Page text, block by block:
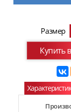
Размер
Купить